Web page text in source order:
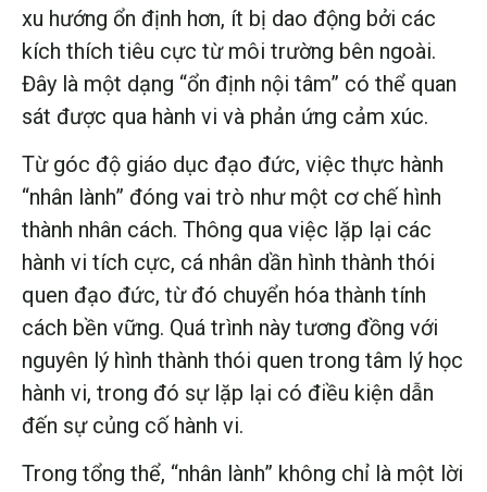
xu hướng ổn định hơn, ít bị dao động bởi các
kích thích tiêu cực từ môi trường bên ngoài.
Đây là một dạng “ổn định nội tâm” có thể quan
sát được qua hành vi và phản ứng cảm xúc.
Từ góc độ giáo dục đạo đức, việc thực hành
“nhân lành” đóng vai trò như một cơ chế hình
thành nhân cách. Thông qua việc lặp lại các
hành vi tích cực, cá nhân dần hình thành thói
quen đạo đức, từ đó chuyển hóa thành tính
cách bền vững. Quá trình này tương đồng với
nguyên lý hình thành thói quen trong tâm lý học
hành vi, trong đó sự lặp lại có điều kiện dẫn
đến sự củng cố hành vi.
Trong tổng thể, “nhân lành” không chỉ là một lời